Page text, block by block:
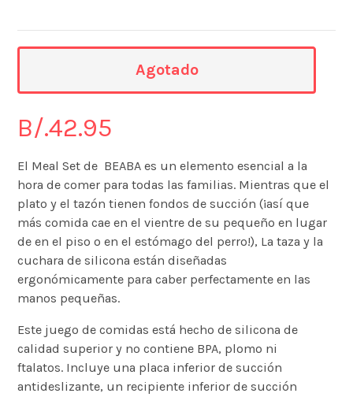
B/.42.95
El Meal Set de BEABA es un elemento esencial a la
hora de comer para todas las familias. Mientras que el
plato y el tazón tienen fondos de succión (¡así que
más comida cae en el vientre de su pequeño en lugar
de en el piso o en el estómago del perro!), La taza y la
cuchara de silicona están diseñadas
ergonómicamente para caber perfectamente en las
manos pequeñas.
Este juego de comidas está hecho de silicona de
calidad superior y no contiene BPA, plomo ni
ftalatos. Incluye una placa inferior de succión
antideslizante, un recipiente inferior de succión
Agotado